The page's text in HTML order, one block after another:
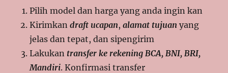
Pilih model dan harga yang anda ingin kan
Kirimkandraft ucapan,alamat tujuan yang
jelas dan tepat, dan sipengirim
Lakukan transfer ke rekening BCA, BNI, BRI,
Mandiri. Konfirmasi transfer